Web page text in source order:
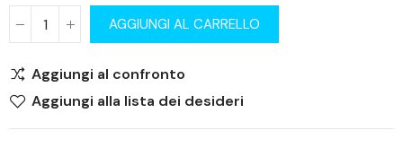
AGGIUNGI AL CARRELLO
Aggiungi al confronto
Aggiungi alla lista dei desideri